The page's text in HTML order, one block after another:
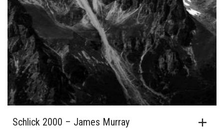
Schlick 2000 – James Murray